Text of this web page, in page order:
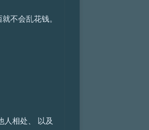
不会乱花钱。
人相处、 以及